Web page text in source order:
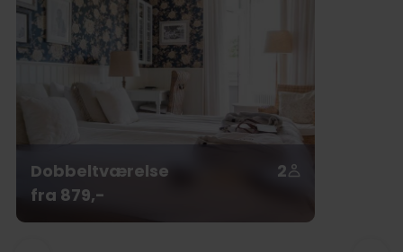
Dobbeltværelse
2
fra 879,-